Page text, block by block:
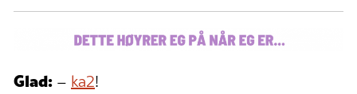
Glad: – ka2!